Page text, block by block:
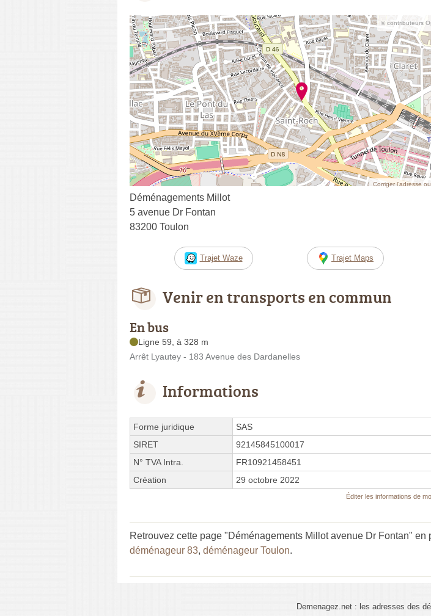
© contributeurs
Corriger l’adresse
Déménagements Millot
5 avenue Dr Fontan
83200 Toulon
Trajet Waze Trajet Maps
Venir en transports en commun
En bus
Ligne 59, à 328 m
Arrêt Lyautey - 183 Avenue des Dardanelles
Informations
Forme juridique
SAS
SIRET
92145845100017
N° TVA Intra.
FR10921458451
Création
29 octobre 2022
Éditer les informations de
Retrouvez cette page "Déménagements Millot avenue Dr Fontan" en
déménageur 83, déménageur Toulon.
Demenagez.net : les adresses des